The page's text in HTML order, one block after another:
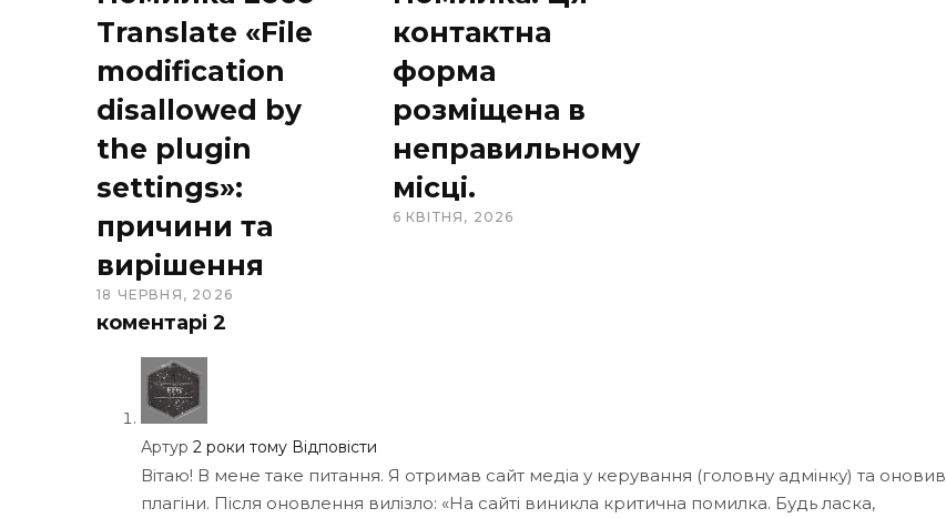
Translate «File
modification
disallowed by
the plugin
settings»:
причини та
вирішення
18 ЧЕРВНЯ, 2026
контактна
форма
розміщена в
неправильному
місці.
6 КВІТНЯ, 2026
коментарі 2
Артур 2 роки тому Відповісти
Вітаю! В мене таке питання. Я отримав сайт медіа у керування (головну адмінку) та оновив
плагіни. Після оновлення вилізло: «На сайті виникла критична помилка. Будь ласка,